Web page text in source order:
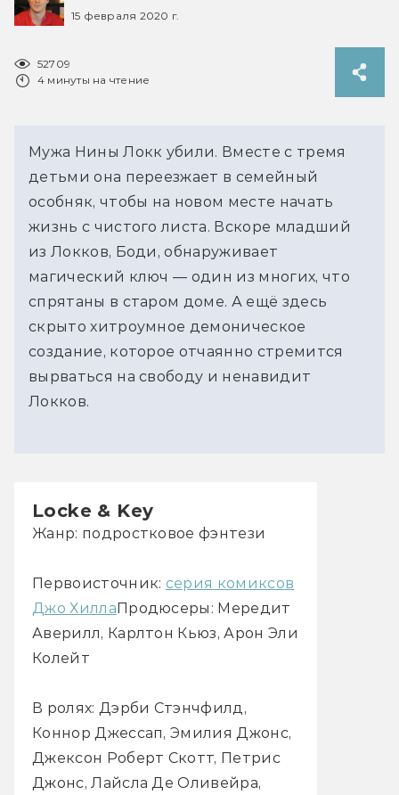
15 февраля 2020 г.
52709
4 минуты на чтение
Мужа Нины Локк убили. Вместе с тремя
детьми она переезжает в семейный
особняк, чтобы на новом месте начать
жизнь с чистого листа. Вскоре младший
из Локков, Боди, обнаруживает
магический ключ — один из многих, что
спрятаны в старом доме. А ещё здесь
скрыто хитроумное демоническое
создание, которое отчаянно стремится
вырваться на свободу и ненавидит
Локков.
Locke & Key
Жанр: подростковое фэнтези
Первоисточник: серия комиксов
Джо ХиллаПродюсеры: Мередит
Аверилл, Карлтон Кьюз, Арон Эли
Колейт
В ролях: Дэрби Стэнчфилд,
Коннор Джессап, Эмилия Джонс,
Джексон Роберт Скотт, Петрис
Джонс, Лайсла Де Оливейра,